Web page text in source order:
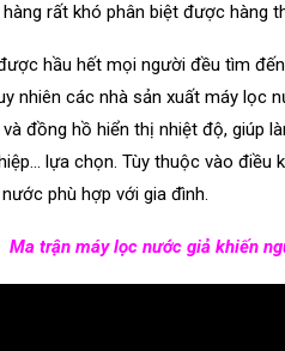
rất khó phân biệt được hàng
hầu hết mọi người đều tìm
nhiên các nhà sản xuất máy lọc
đồng hồ hiển thị nhiệt độ, giúp
lựa chọn. Tùy thuộc vào điều
phù hợp với gia đình.
Ma trận máy lọc nước giả khiến